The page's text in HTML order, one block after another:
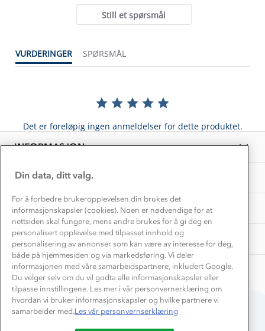
Still et spørsmål
VURDERINGER SPØRSMÅL
Det er foreløpig ingen anmeldelser for dette produktet.
INFORMASJON
Kundeklubb
Bedrift, barnehage og SFO
Presse
OM OSS
1% til samfunnet
Samarbeide med oss?
TIPS OG RÅD
Alt du trenger til Norgesferien
Gravidklær
Vask og vedlikehold
EL-retur
Store størrelser
Turmat oppskrifter
Beredskap
AKTIVITETER
Få turinspirasjon og tips her⛰
Overnatte utendørs⛺
Leirskole 🥾
Barnehageansatt
Tips til hyttetur
Din data, ditt valg.
For å forbedre brukeropplevelsen din brukes det
informasjonskapsler (cookies). Noen er nødvendige for at
nettsiden skal fungere, mens andre brukes for å gi deg en
personalisert opplevelse med tilpasset innhold og
personalisering av annonser som kan være av interesse for deg,
både på hjemmesiden og via markedsføring. Vi deler
informasjonen med våre samarbeidspartnere, inkludert Google.
Du velger selv om du vil godta alle informasjonskapsler eller
tilpasse innstillingene. Les mer i vår personvernerklæring om
hvordan vi bruker informasjonskapsler og hvilke partnere vi
samarbeider med.Les vår personvernserklæring